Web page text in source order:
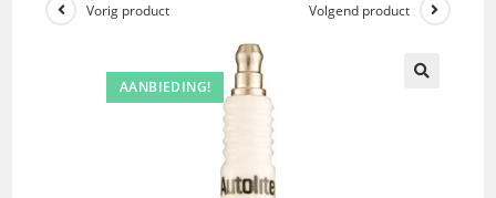
AANBIEDING!
Vorig product Volgend product